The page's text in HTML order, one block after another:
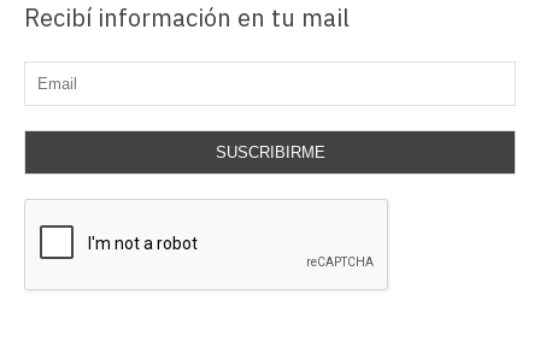
Recibí información en tu mail
SUSCRIBIRME